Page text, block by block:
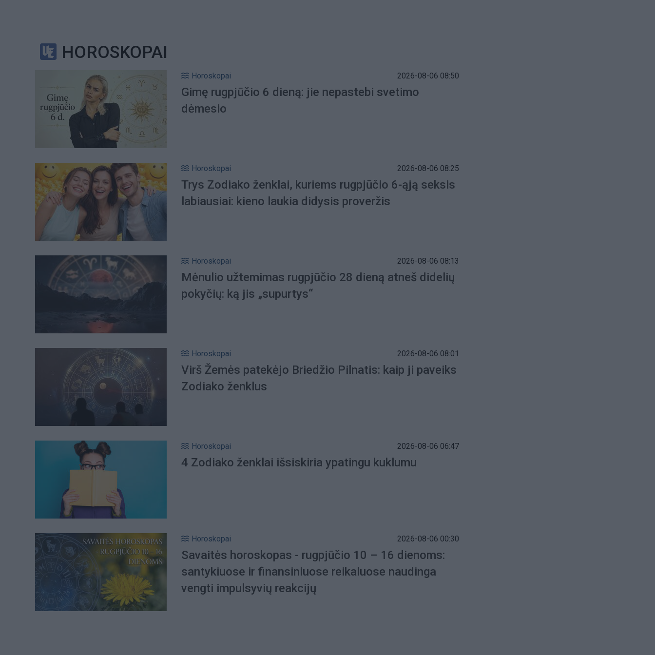
HOROSKOPAI
Horoskopai 2026-08-06 08:50
Gimę rugpjūčio 6 dieną: jie nepastebi svetimo
dėmesio
Horoskopai 2026-08-06 08:25
Trys Zodiako ženklai, kuriems rugpjūčio 6-ąją seksis
labiausiai: kieno laukia didysis proveržis
Horoskopai 2026-08-06 08:13
Mėnulio užtemimas rugpjūčio 28 dieną atneš didelių
pokyčių: ką jis „supurtys“
Horoskopai 2026-08-06 08:01
Virš Žemės patekėjo Briedžio Pilnatis: kaip ji paveiks
Zodiako ženklus
Horoskopai 2026-08-06 06:47
4 Zodiako ženklai išsiskiria ypatingu kuklumu
Horoskopai 2026-08-06 00:30
Savaitės horoskopas - rugpjūčio 10 – 16 dienoms:
santykiuose ir finansiniuose reikaluose naudinga
vengti impulsyvių reakcijų